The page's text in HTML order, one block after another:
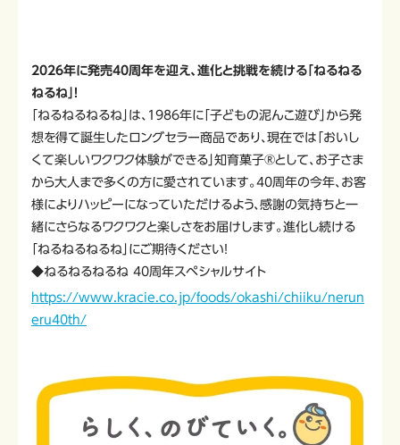
2026年に発売40周年を迎え、進化と挑戦を続ける「ねるねる
ねるね」！
「ねるねるねるね」は、1986年に「子どもの泥んこ遊び」から発
想を得て誕生したロングセラー商品であり、現在では「おいし
くて楽しいワクワク体験ができる」知育菓子®として、お子さま
から大人まで多くの方に愛されています。40周年の今年、お客
様によりハッピーになっていただけるよう、感謝の気持ちと一
緒にさらなるワクワクと楽しさをお届けします。進化し続ける
「ねるねるねるね」にご期待ください！
◆ねるねるねるね 40周年スペシャルサイト
https://www.kracie.co.jp/foods/okashi/chiiku/nerun
eru40th/